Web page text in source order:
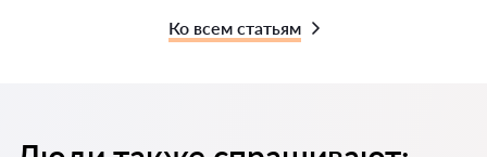
Ко всем статьям